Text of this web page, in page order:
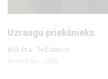
Uzraugu priekšnieks
Ņikita Jefimovs
Krievija, 2021